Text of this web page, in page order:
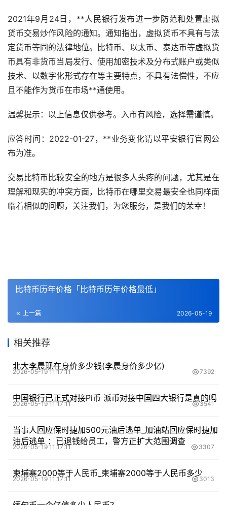
2021年9月24日，**人民银行发布进一步防范和处置虚拟
货币交易炒作风险的通知。通知指出，虚拟货币不具有与法
定货币等同的法律地位。比特币、以太币、泰达币等虚拟货
币具有非货币当局发行、使用加密技术及分布式账户或类似
技术、以数字化形式存在等主要特点，不具有法偿性，不应
且不能作为货币在市场**通使用。
温馨提示：以上信息仅供参考。入市有风险，选择需谨慎。
应答时间：2022-01-27，**业务变化请以平安银行官网公
布为准。
交易比特币比较安全的地方是很多人头疼的问题，尤其是在
理解和现实的冲突方面，比特币在哪里交易最安全也同样面
临着相似的问题，关注我们，为您服务，是我们的荣幸！
比特币历年价格「比特币历年价格最低」
上一篇 2026-05-19
相关推荐
北大李晨现在身价多少钱(李晨身价多少亿)
2026-05-19 11:17:11 7392
中国银行已正式对接Pi币 派币对接中国四大银行是真的吗
2026-05-19 11:17:11 3541
当事人回应保时捷加500元油后逃单_加油站回应保时捷加
油后逃单 ：已退钱给员工，警方正扩大范围调查
2026-05-19 11:17:11 3307
柬埔寨2000等于人民币_柬埔寨2000等于人民币多少
2026-05-19 11:17:11 3013